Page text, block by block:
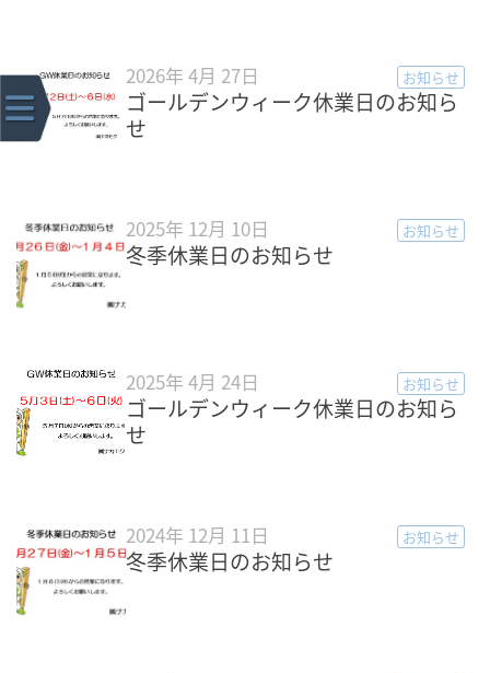
2026年 4月 27日 お知らせ
ゴールデンウィーク休業日のお知ら
せ
2025年 12月 10日 お知らせ
冬季休業日のお知らせ
2025年 4月 24日 お知らせ
ゴールデンウィーク休業日のお知ら
せ
2024年 12月 11日 お知らせ
冬季休業日のお知らせ